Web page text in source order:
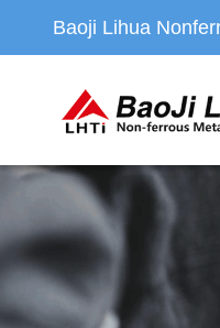
Baoji Lihua